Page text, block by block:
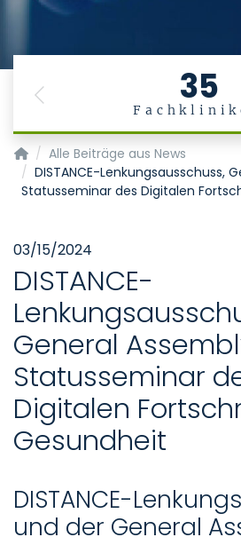
35
Previous
Telemedizinzentrum Aachen
Alle Beiträge aus News
DISTANCE-Lenkungsausschuss,
Statusseminar des Digitalen
03/15/2024
DISTANCE-
General
Statusseminar
Digitalen
Gesundheit
DISTANCE-
und der General